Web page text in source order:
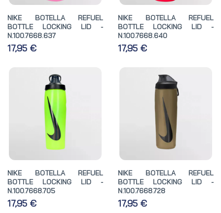
NIKE BOTELLA REFUEL
BOTTLE LOCKING LID -
N.100.7668.637
17,95 €
NIKE BOTELLA REFUEL
BOTTLE LOCKING LID -
N.100.7668.640
17,95 €
NIKE BOTELLA REFUEL
BOTTLE LOCKING LID -
N.100.7668.705
17,95 €
NIKE BOTELLA REFUEL
BOTTLE LOCKING LID -
N.100.7668.728
17,95 €